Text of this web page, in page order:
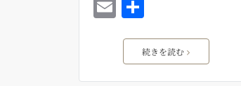
e
b
E
m
l
有
続きを読む